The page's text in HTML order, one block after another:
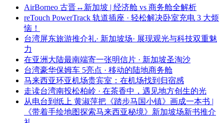
AirBorneo 古晋↔新加坡 | 经济舱 vs 商务舱全解析
reTouch PowerTrack 轨道插座 · 轻松解决卧室充电 3 大烦
恼！
台湾屏东旅游推介礼· 新加坡场· 展现观光与科技双重魅
力
在亚洲大陆最南端寄一张明信片 · 新加坡圣淘沙
台湾豪华保姆车 5亮点 · 移动的陆地商务舱
马来西亚环亚机场贵宾室：在机场找到归宿感
走读台湾南投松柏岭 · 在茶香中，遇见地方创生的光
从电台到纸上 黄淑萍把《踏步马国小镇》画成一本书 |
《带着手绘地图探索马来西亚秘境》新加坡场新书推介